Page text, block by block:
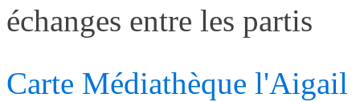
échanges entre les partis
Carte Médiathèque l'Aigail